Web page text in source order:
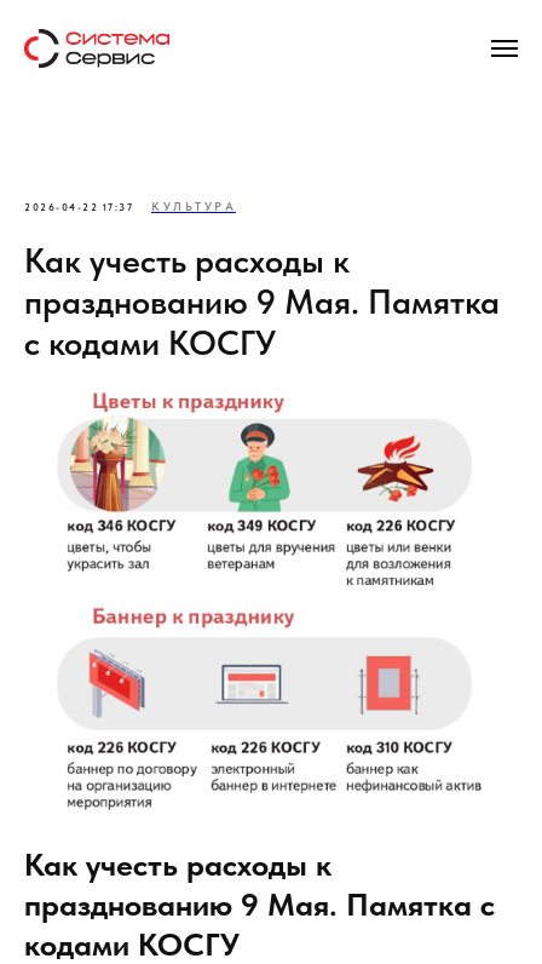
2026-04-22 17:37 КУЛЬТУРА
Как учесть расходы к
празднованию 9 Мая. Памятка
с кодами КОСГУ
Как учесть расходы к
празднованию 9 Мая. Памятка с
кодами КОСГУ